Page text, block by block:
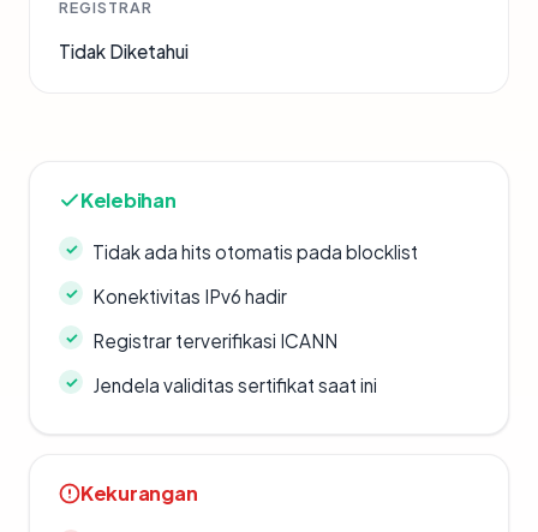
REGISTRAR
Tidak Diketahui
Kelebihan
Tidak ada hits otomatis pada blocklist
Konektivitas IPv6 hadir
Registrar terverifikasi ICANN
Jendela validitas sertifikat saat ini
Kekurangan